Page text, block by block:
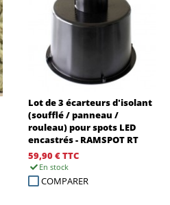
Lot de 3 écarteurs d'isolant
(soufflé / panneau /
rouleau) pour spots LED
encastrés - RAMSPOT RT
59,90 €TTC
En stock
COMPARER